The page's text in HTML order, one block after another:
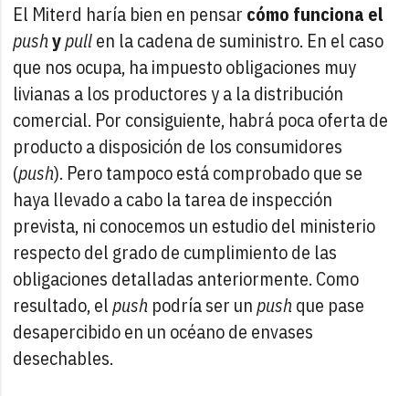
El Miterd haría bien en pensar cómo funciona el
pushypullen la cadena de suministro. En el caso
que nos ocupa, ha impuesto obligaciones muy
livianas a los productores y a la distribución
comercial. Por consiguiente, habrá poca oferta de
producto a disposición de los consumidores
(push). Pero tampoco está comprobado que se
haya llevado a cabo la tarea de inspección
prevista, ni conocemos un estudio del ministerio
respecto del grado de cumplimiento de las
obligaciones detalladas anteriormente. Como
resultado, elpush podría ser unpush que pase
desapercibido en un océano de envases
desechables.